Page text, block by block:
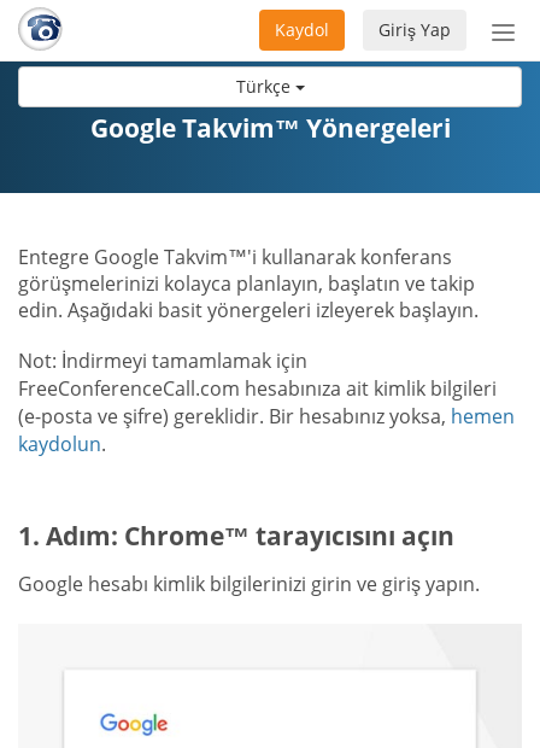
Türkçe
aç/
Giriş Yap
Kaydol
Google Takvim™ Yönergeleri
Entegre Google Takvim™'i kullanarak konferans
görüşmelerinizi kolayca planlayın, başlatın ve takip
edin. Aşağıdaki basit yönergeleri izleyerek başlayın.
Not: İndirmeyi tamamlamak için
FreeConferenceCall.com hesabınıza ait kimlik bilgileri
(e-posta ve şifre) gereklidir. Bir hesabınız yoksa, hemen
kaydolun.
1. Adım: Chrome™ tarayıcısını açın
Google hesabı kimlik bilgilerinizi girin ve giriş yapın.